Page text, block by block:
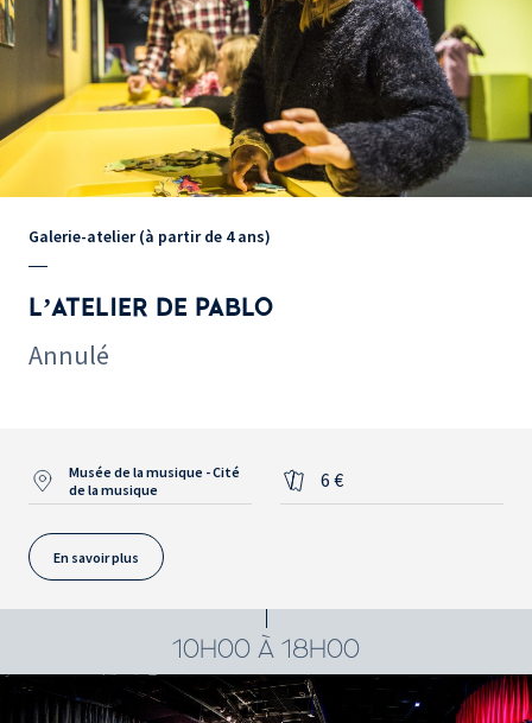
Galerie-atelier (à partir de 4 ans)
L’ATELIER DE PABLO
Annulé
Musée de la musique - Cité
de la musique
6 €
En savoir plus
10H00 À 18H00